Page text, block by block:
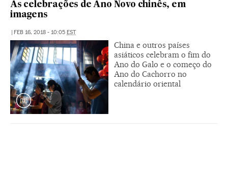
As celebrações de Ano Novo chinês, em
imagens
| FEB 16, 2018 - 10:05 EST
China e outros países
asiáticos celebram o fim do
Ano do Galo e o começo do
Ano do Cachorro no
calendário oriental